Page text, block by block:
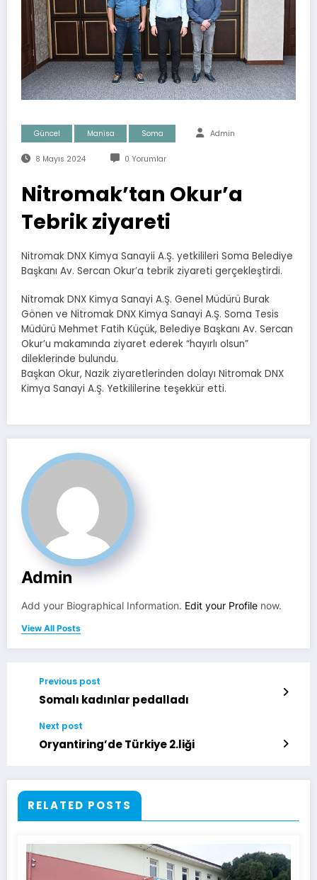
Güncel Manisa Soma Admin
8 Mayıs 2024 0 Yorumlar
Nitromak’tan Okur’a
Tebrik ziyareti
Nitromak DNX Kimya Sanayii A.Ş. yetkilileri Soma Belediye
Başkanı Av. Sercan Okur’a tebrik ziyareti gerçekleştirdi.
Nitromak DNX Kimya Sanayi A.Ş. Genel Müdürü Burak
Gönen ve Nitromak DNX Kimya Sanayi A.Ş. Soma Tesis
Müdürü Mehmet Fatih Küçük, Belediye Başkanı Av. Sercan
Okur’u makamında ziyaret ederek “hayırlı olsun”
dileklerinde bulundu.
Başkan Okur, Nazik ziyaretlerinden dolayı Nitromak DNX
Kimya Sanayi A.Ş. Yetkililerine teşekkür etti.
Admin
Add your Biographical Information. Edit your Profile now.
View All Posts
Previous post
Somalı kadınlar pedalladı
Next post
Oryantiring’de Türkiye 2.liği
RELATED POSTS